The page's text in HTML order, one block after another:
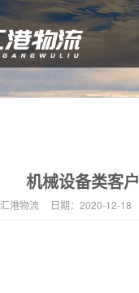
机械设备类客户
汇港物流 日期： 2020-12-18